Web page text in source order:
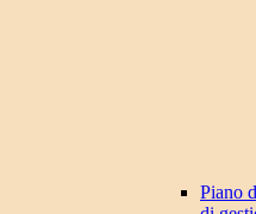
Piano